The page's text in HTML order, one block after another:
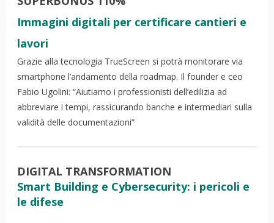
Immagini digitali per certificare cantieri e
lavori
Grazie alla tecnologia TrueScreen si potrà monitorare via
smartphone l’andamento della roadmap. Il founder e ceo
Fabio Ugolini: “Aiutiamo i professionisti dell’edilizia ad
abbreviare i tempi, rassicurando banche e intermediari sulla
validità delle documentazioni”
DIGITAL TRANSFORMATION
Smart Building e Cybersecurity: i pericoli e
le difese